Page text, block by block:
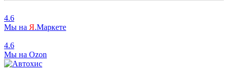
4.6
Мы на Я.Маркете
4.6
Мы на Ozon